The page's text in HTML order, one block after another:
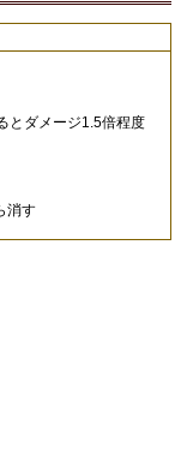
とダメージ1.5倍程度
消す